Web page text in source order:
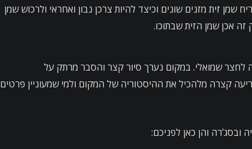
שמן זית מזנים שונים וכיצד להיות צרכן נבון ואחראי ולרכוש שמן
אכן שמן הזית שבתוכו.
לחצר שמואלי. במקום נערך סיור קצר והסבר מרתק על
קצרה מלהכיל את ההיסטוריה של המקום ולמי שמעוניין פרטים
ובסג’רה והן כאן לפניכם: